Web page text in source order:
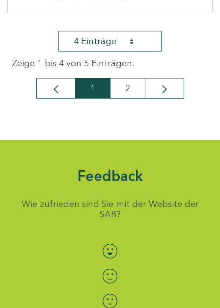
4 Einträge
Zeige 1 bis 4 von 5 Einträgen.
Seite
1 Seite
2
Feedback
Wie zufrieden sind Sie mit der Website der
SAB?
Bewertung auswählen